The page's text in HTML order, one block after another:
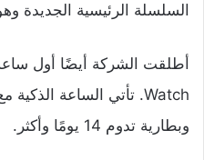
السلسلة الرئيسية الجديدة
وبطارية تدوم 14 يومًا وأكثر.